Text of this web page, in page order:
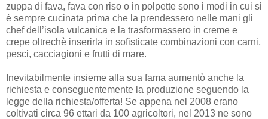
zuppa di fava, fava con riso o in polpette sono i modi in cui si
è sempre cucinata prima che la prendessero nelle mani gli
chef dell’isola vulcanica e la trasformassero in creme e
crepe oltrechè inserirla in sofisticate combinazioni con carni,
pesci, cacciagioni e frutti di mare.
Inevitabilmente insieme alla sua fama aumentò anche la
richiesta e conseguentemente la produzione seguendo la
legge della richiesta/offerta! Se appena nel 2008 erano
coltivati circa 96 ettari da 100 agricoltori, nel 2013 ne sono